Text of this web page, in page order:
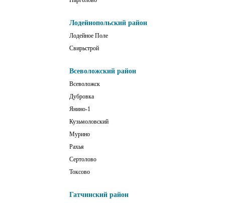
Лодейнопольский район
Лодейное Поле
Свирьстрой
Всеволожский район
Всеволожск
Дубровка
Янино-1
Кузьмоловский
Мурино
Рахья
Сертолово
Токсово
Гатчинский район